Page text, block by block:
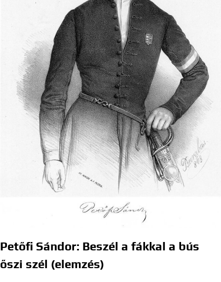
Petőfi Sándor: Beszél a fákkal a bús
őszi szél (elemzés)